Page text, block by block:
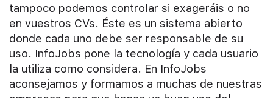
tampoco podemos controlar si exageráis o no
en vuestros CVs. Éste es un sistema abierto
donde cada uno debe ser responsable de su
uso. InfoJobs pone la tecnología y cada usuario
la utiliza como considera. En InfoJobs
aconsejamos y formamos a muchas de nuestras